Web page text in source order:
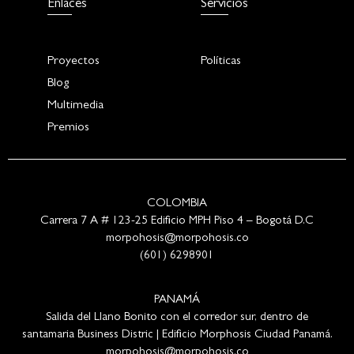
Enlaces
Proyectos
Blog
Multimedia
Premios
Servicios
Políticas
COLOMBIA
Carrera 7 A # 123-25 Edificio MPH Piso 4 – Bogotá D.C
morpohosis@morpohosis.co
(601) 6298901
PANAMÁ
Salida del Llano Bonito con el corredor sur, dentro de
santamaria Business Distric | Edificio Morphosis Ciudad Panamá.